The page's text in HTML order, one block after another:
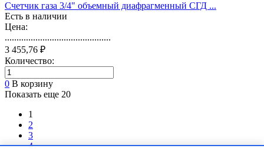
Счетчик газа 3/4" объемный диафрагменный СГД ...
Есть в наличии
Цена:
.............................................
3 455,76 ₽
Количество:
0 В корзину
Показать еще 20
1
2
3
4